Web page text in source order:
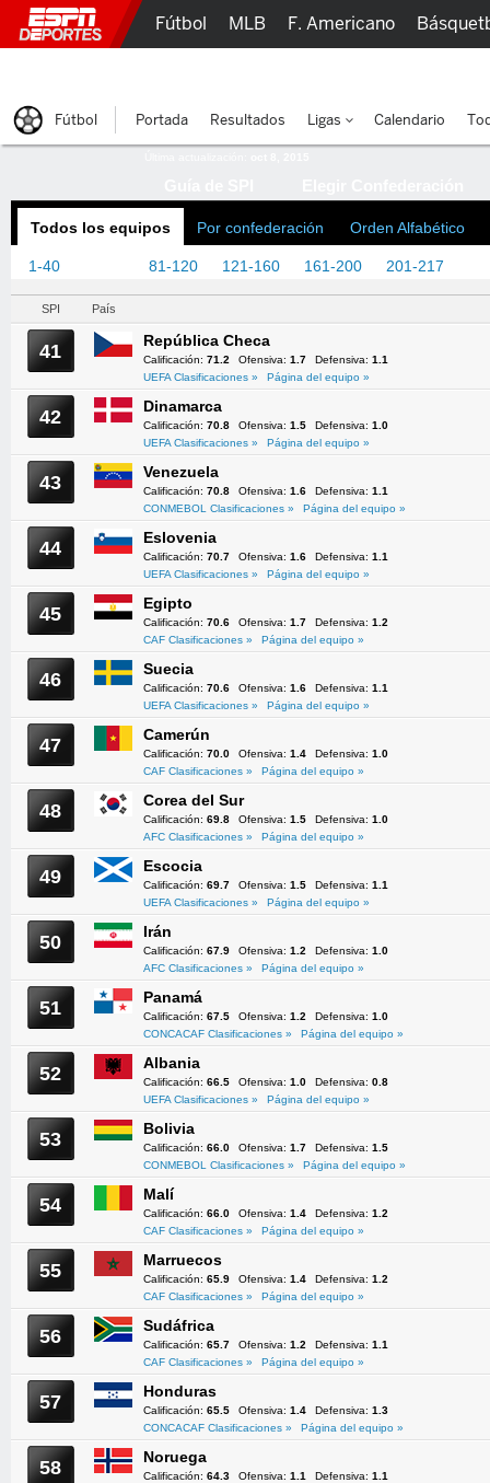
Todos los equipos Por confederación Orden Alfabético
1-40 81-120 121-160 161-200 201-217
SPI País
41 República Checa
Calificación: 71.2 Ofensiva: 1.7 Defensiva: 1.1
UEFA Clasificaciones »
Página del equipo »
42 Dinamarca
Calificación: 70.8 Ofensiva: 1.5 Defensiva: 1.0
UEFA Clasificaciones »
Página del equipo »
43 Venezuela
Calificación: 70.8 Ofensiva: 1.6 Defensiva: 1.1
CONMEBOL Clasificaciones »
Página del equipo »
44 Eslovenia
Calificación: 70.7 Ofensiva: 1.6 Defensiva: 1.1
UEFA Clasificaciones »
Página del equipo »
45 Egipto
Calificación: 70.6 Ofensiva: 1.7 Defensiva: 1.2
CAF Clasificaciones »
Página del equipo »
46 Suecia
Calificación: 70.6 Ofensiva: 1.6 Defensiva: 1.1
UEFA Clasificaciones »
Página del equipo »
47 Camerún
Calificación: 70.0 Ofensiva: 1.4 Defensiva: 1.0
CAF Clasificaciones »
Página del equipo »
48 Corea del Sur
Calificación: 69.8 Ofensiva: 1.5 Defensiva: 1.0
AFC Clasificaciones »
Página del equipo »
49 Escocia
Calificación: 69.7 Ofensiva: 1.5 Defensiva: 1.1
UEFA Clasificaciones »
Página del equipo »
50 Irán
Calificación: 67.9 Ofensiva: 1.2 Defensiva: 1.0
AFC Clasificaciones »
Página del equipo »
51 Panamá
Calificación: 67.5 Ofensiva: 1.2 Defensiva: 1.0
CONCACAF Clasificaciones »
Página del equipo »
52 Albania
Calificación: 66.5 Ofensiva: 1.0 Defensiva: 0.8
UEFA Clasificaciones »
Página del equipo »
53 Bolivia
Calificación: 66.0 Ofensiva: 1.7 Defensiva: 1.5
CONMEBOL Clasificaciones »
Página del equipo »
54 Malí
Calificación: 66.0 Ofensiva: 1.4 Defensiva: 1.2
CAF Clasificaciones »
Página del equipo »
55 Marruecos
Calificación: 65.9 Ofensiva: 1.4 Defensiva: 1.2
CAF Clasificaciones »
Página del equipo »
56 Sudáfrica
Calificación: 65.7 Ofensiva: 1.2 Defensiva: 1.1
CAF Clasificaciones »
Página del equipo »
57 Honduras
Calificación: 65.5 Ofensiva: 1.4 Defensiva: 1.3
CONCACAF Clasificaciones »
Página del equipo »
58 Noruega
Calificación: 64.3 Ofensiva: 1.1 Defensiva: 1.1
Fútbol MLB F. Americano
Fútbol Portada Resultados Ligas Calendario